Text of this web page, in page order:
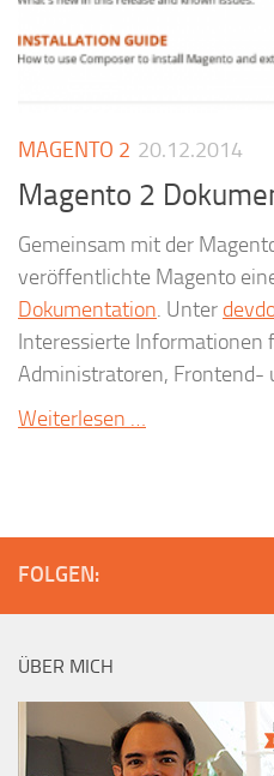
MAGENTO 2 20.12.2014
Magento 2
Gemeinsam mit der
veröffentlichte Magento
Dokumentation. Unter
Interessierte Informationen
Administratoren, Frontend-
Weiterlesen …
FOLGEN:
ÜBER MICH